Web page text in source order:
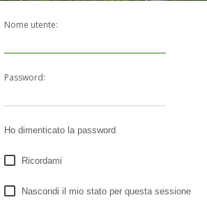
Nome utente:
Password:
Ho dimenticato la password
Ricordami
Nascondi il mio stato per questa sessione